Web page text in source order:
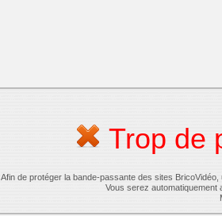
Trop de
Afin de protéger la bande-passante des sites
Vous serez automatiquement